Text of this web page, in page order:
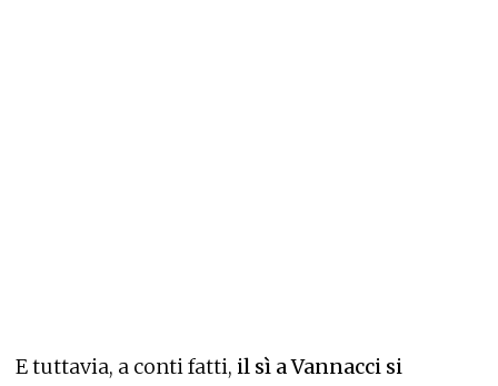
E tuttavia, a conti fatti, il sì a Vannacci si